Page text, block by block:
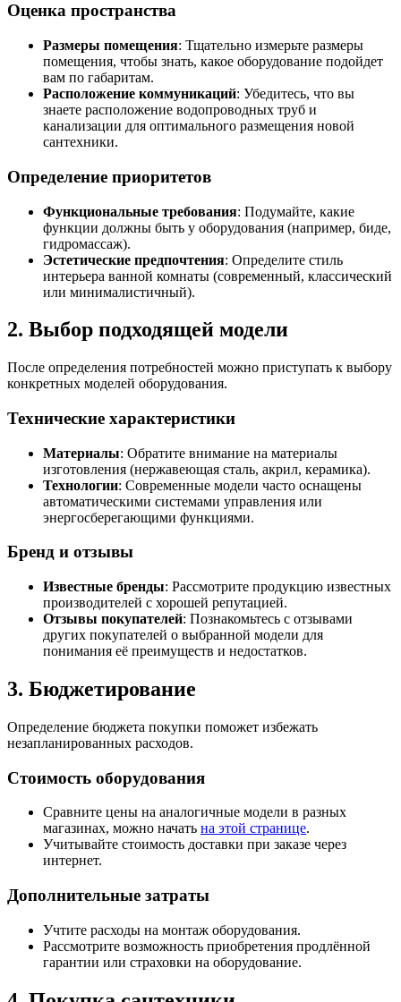
Оценка пространства
Размеры помещения: Тщательно измерьте размеры
помещения, чтобы знать, какое оборудование подойдет
вам по габаритам.
Расположение коммуникаций: Убедитесь, что вы
знаете расположение водопроводных труб и
канализации для оптимального размещения новой
сантехники.
Определение приоритетов
Функциональные требования: Подумайте, какие
функции должны быть у оборудования (например, биде,
гидромассаж).
Эстетические предпочтения: Определите стиль
интерьера ванной комнаты (современный, классический
или минималистичный).
2. Выбор подходящей модели
После определения потребностей можно приступать к выбору
конкретных моделей оборудования.
Технические характеристики
Материалы: Обратите внимание на материалы
изготовления (нержавеющая сталь, акрил, керамика).
Технологии: Современные модели часто оснащены
автоматическими системами управления или
энергосберегающими функциями.
Бренд и отзывы
Известные бренды: Рассмотрите продукцию известных
производителей с хорошей репутацией.
Отзывы покупателей: Познакомьтесь с отзывами
других покупателей о выбранной модели для
понимания её преимуществ и недостатков.
3. Бюджетирование
Определение бюджета покупки поможет избежать
незапланированных расходов.
Стоимость оборудования
Сравните цены на аналогичные модели в разных
магазинах, можно начать на этой странице.
Учитывайте стоимость доставки при заказе через
интернет.
Дополнительные затраты
Учтите расходы на монтаж оборудования.
Рассмотрите возможность приобретения продлённой
гарантии или страховки на оборудование.